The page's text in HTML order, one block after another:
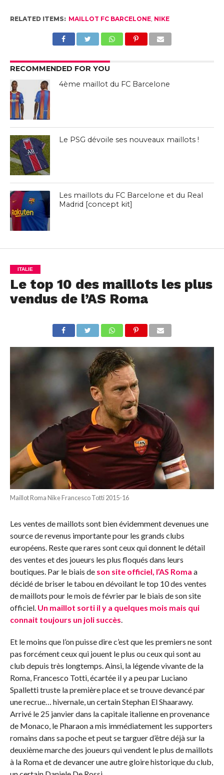
RELATED ITEMS: MAILLOT FC BARCELONE, NIKE
RECOMMENDED FOR YOU
4ème maillot du FC Barcelone
Le PSG dévoile ses nouveaux maillots !
Les maillots du FC Barcelone et du Real
Madrid [concept kit]
ITALIE
Le top 10 des maillots les plus
vendus de l’AS Roma
Maillot Roma Nike Francesco Totti 2015-16
Les ventes de maillots sont bien évidemment devenues une
source de revenus importante pour les grands clubs
européens. Reste que rares sont ceux qui donnent le détail
des ventes et des joueurs les plus floqués dans leurs
boutiques. Par le biais de son site officiel, l’AS Roma a
décidé de briser le tabou en dévoilant le top 10 des ventes
de maillots pour le mois de février par le biais de son site
officiel. Un maillot sorti il y a quelques mois mais qui
connait toujours un joli succès
Et le moins que l’on puisse dire c’est que les premiers ne sont
pas forcément ceux qui jouent le plus ou ceux qui sont au
club depuis très longtemps. Ainsi, la légende vivante de la
Roma, Francesco Totti, écartée il y a peu par Luciano
Spalletti truste la première place et se trouve devancé par
une recrue… hivernale, un certain Stephan El Shaarawy.
Arrivé le 25 janvier dans la capitale italienne en provenance
de Monaco, le Pharaon a mis immédiatement les supporters
romains dans sa poche et peut se targuer d’être déjà sur la
deuxième marche des joueurs qui vendent le plus de maillots
à la Roma et de devancer une autre gloire historique du club,